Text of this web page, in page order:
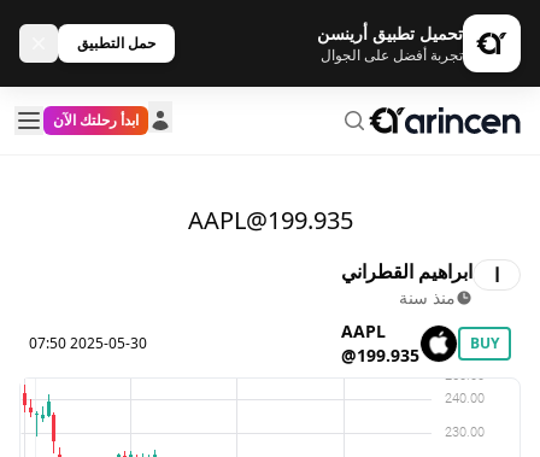
تحميل تطبيق أرينسن
تجربة أفضل على الجوال
حمل التطبيق
ابدأ رحلتك الآن
AAPL@199.935
ا ابراهيم القطراني
منذ سنة
BUY
AAPL
@199.935
2025-05-30 07:50